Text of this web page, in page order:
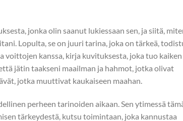
jonka olin saanut lukiessaan sen, ja siitä,
Lopulta, se on juuri tarina, joka on tärkeä,
voittojen kanssa, kirja kuvituksesta, joka tuo kaiken
jätin taakseni maailman ja hahmot, jotka olivat
jotka muuttivat kaukaiseen maahan.
perheen tarinoiden aikaan. Sen ytimessä
tärkeydestä, kutsu toimintaan, joka kannustaa